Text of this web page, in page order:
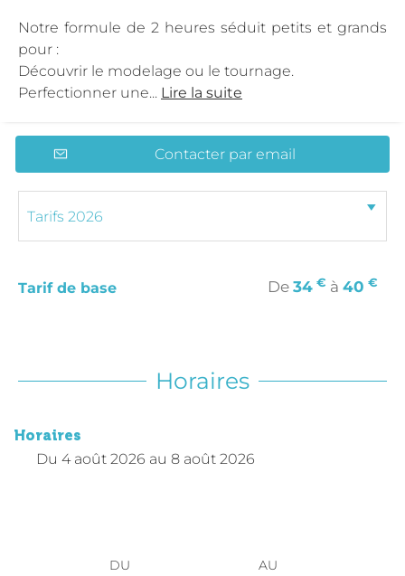
Notre formule de 2 heures séduit petits et grands
pour :
Découvrir le modelage ou le tournage.
Perfectionner une... Lire la suite
Contacter par email
Tarif de base De 34 € à 40 €
Horaires
Horaires
Du 4 août 2026 au 8 août 2026
DU AU